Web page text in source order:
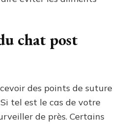
chat post
des points de suture
tel est le cas de votre
de près. Certains